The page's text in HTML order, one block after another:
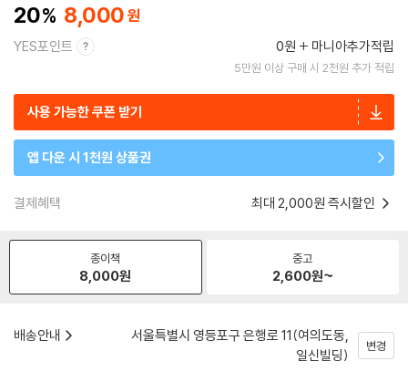
20 8,000
YES포인트 0원 마니아추가적립
5만원 이상 구매 시 2천원 추가 적립
사용 가능한 쿠폰 받기
앱 다운 시 1천원 상품권
결제혜택 최대 2,000원 즉시할인
종이책
8,000원
중고
2,600원~
배송안내
서울특별시 영등포구 은행로 11(여의도동,
일신빌딩)
변경